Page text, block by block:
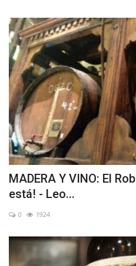
MADERA Y VINO: El
está! - Leo...
0 1924